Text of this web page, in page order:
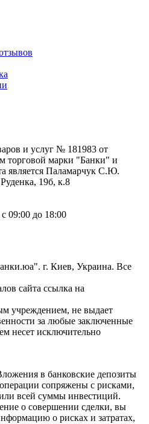
и услуг № 181983 от
торговой марки "Банки" и
является Паламарчук С.Ю.
19б, к.8
09:00 до 18:00
г. Киев, Украина. Все
сайта ссылка на
учреждением, не выдает
за любые заключенные
несет исключительно
в банковские депозиты
сопряжены с рисками,
всей суммы инвестиций.
о совершении сделки, вы
о рисках и затратах,